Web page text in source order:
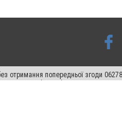
отримання попередньої згоди
на цитовані статті не нижче